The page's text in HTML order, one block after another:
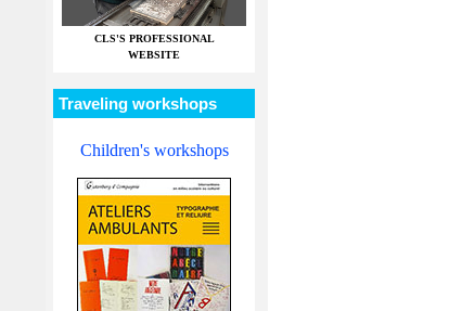
CLS'S PROFESSIONAL
WEBSITE
Traveling workshops
Children's workshops